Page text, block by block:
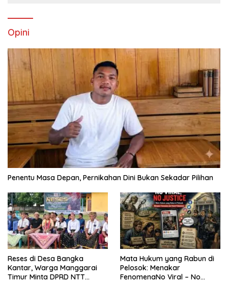
Opini
Penentu Masa Depan, Pernikahan Dini Bukan Sekadar Pilihan
Reses di Desa Bangka
Kantar, Warga Manggarai
Timur Minta DPRD NTT
Mata Hukum yang Rabun di
Pelosok: Menakar
FenomenaNo Viral – No